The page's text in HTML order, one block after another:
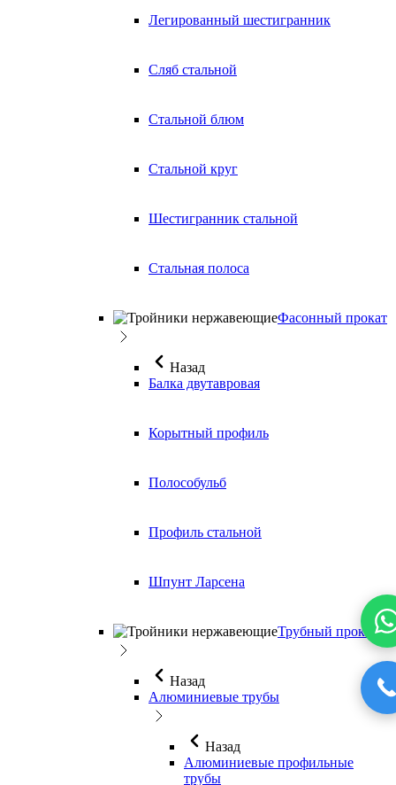
Легированный шестигранник
Сляб стальной
Стальной блюм
Стальной круг
Шестигранник стальной
Стальная полоса
Фасонный прокат
Назад
Балка двутавровая
Корытный профиль
Полособульб
Профиль стальной
Шпунт Ларсена
Трубный прокат
Назад
Алюминиевые трубы
Назад
Алюминиевые профильные
трубы